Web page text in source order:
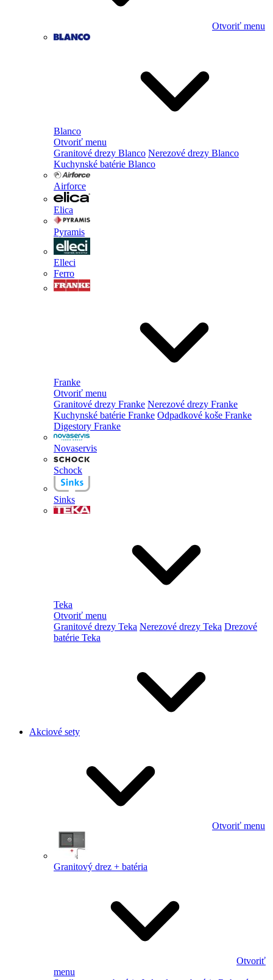
Otvoriť menu
Blanco
Otvoriť menu
Granitové drezy Blanco Nerezové drezy Blanco
Kuchynské batérie Blanco
Airforce
Elica
Pyramis
Elleci
Ferro
Franke
Otvoriť menu
Granitové drezy Franke Nerezové drezy Franke
Kuchynské batérie Franke Odpadkové koše Franke
Digestory Franke
Novaservis
Schock
Sinks
Teka
Otvoriť menu
Granitové drezy Teka Nerezové drezy Teka Drezové
batérie Teka
Akciové sety
Otvoriť menu
Granitový drez + batéria
Otvoriť
menu